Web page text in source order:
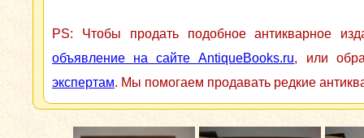
PS: Чтобы продать подобное антикварное
объявление на сайте AntiqueBooks.ru, или
экспертам. Мы помогаем продавать редкие